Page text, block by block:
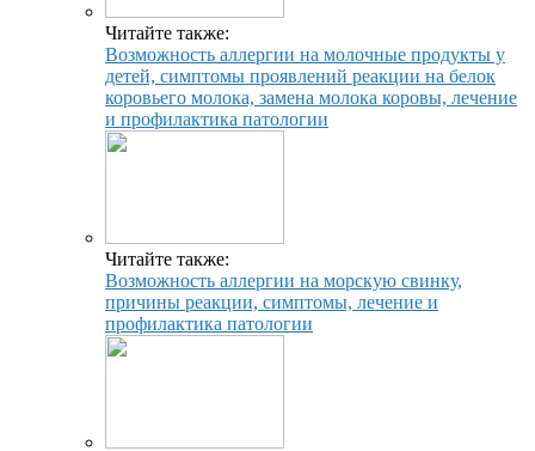
Читайте также:
Возможность аллергии на молочные продукты у
детей, симптомы проявлений реакции на белок
коровьего молока, замена молока коровы, лечение
и профилактика патологии
Читайте также:
Возможность аллергии на морскую свинку,
причины реакции, симптомы, лечение и
профилактика патологии